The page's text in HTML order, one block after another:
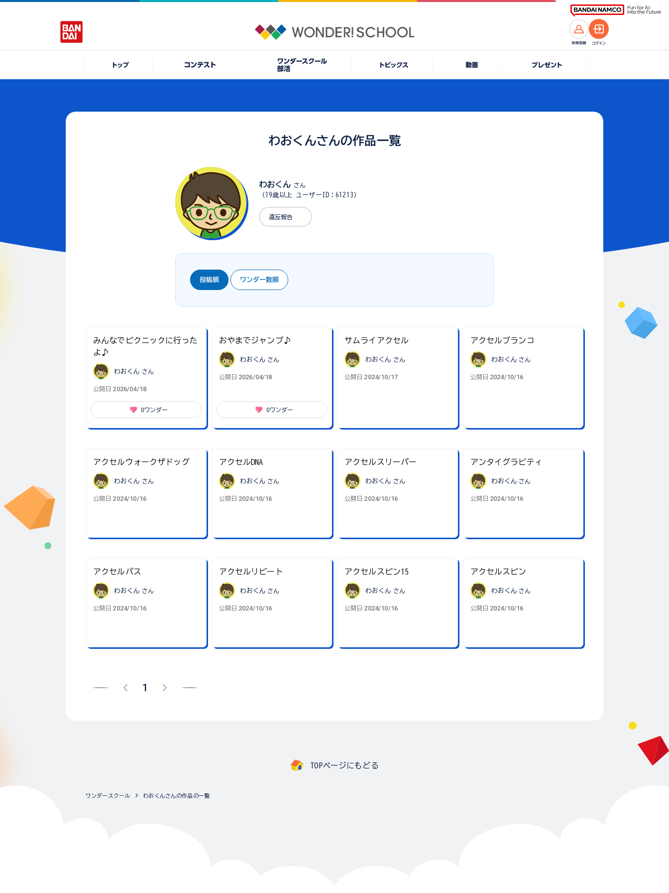
わおくんさんの作品一覧
わおくん さん
（19歳以上 ユーザーID：61213）
違反報告
投稿順 ワンダー数順
みんなでピクニックに行った
よ♪
わおくん さん
公開日 2026/04/18
0ワンダー
おやまでジャンプ♪
わおくん さん
公開日 2026/04/18
0ワンダー
サムライアクセル
わおくん さん
公開日 2024/10/17
アクセルブランコ
わおくん さん
公開日 2024/10/16
アクセルウォークザドッグ
わおくん さん
公開日 2024/10/16
アクセルDNA
わおくん さん
公開日 2024/10/16
アクセルスリーパー
わおくん さん
公開日 2024/10/16
アンタイグラビティ
わおくん さん
公開日 2024/10/16
アクセルパス
わおくん さん
公開日 2024/10/16
アクセルリピート
わおくん さん
公開日 2024/10/16
アクセルスピン15
わおくん さん
公開日 2024/10/16
アクセルスピン
わおくん さん
公開日 2024/10/16
1
TOPページにもどる
ワンダースクール わおくんさんの作品の一覧